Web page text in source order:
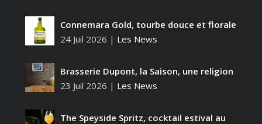
Connemara Gold, tourbe douce et florale
24 Juil 2026 | Les News
Brasserie Dupont, la Saison, une religion
23 Juil 2026 | Les News
The Speyside Spritz, cocktail estival au